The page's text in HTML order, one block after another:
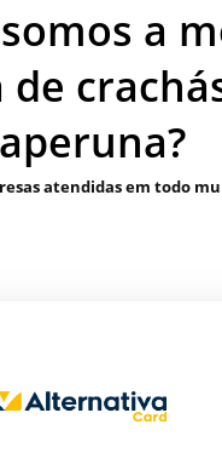
a
atendidas em todo